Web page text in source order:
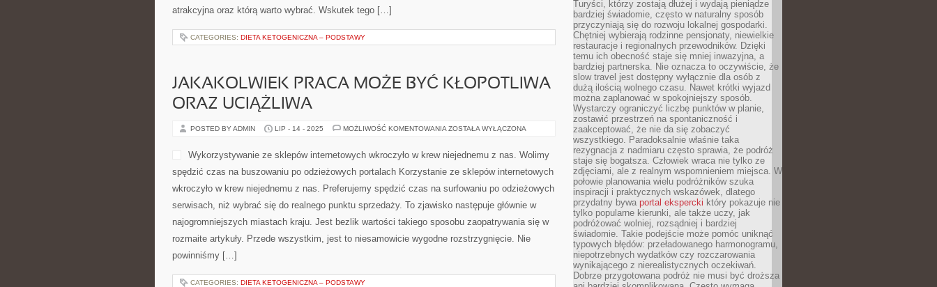
atrakcyjna oraz którą warto wybrać. Wskutek tego […]
CATEGORIES: DIETA KETOGENICZNA – PODSTAWY
JAKAKOLWIEK PRACA MOŻE BYĆ KŁOPOTLIWA
ORAZ UCIĄŻLIWA
POSTED BY ADMIN LIP - 14 - 2025 MOŻLIWOŚĆ KOMENTOWANIA JAKAKOLWIEK
BYĆ
KŁOPOTLIWA
UCIĄŻLIWA
ZOSTAŁA WYŁĄCZONA
Wykorzystywanie ze sklepów internetowych wkroczyło w krew niejednemu z nas. Wolimy
spędzić czas na buszowaniu po odzieżowych portalach Korzystanie ze sklepów internetowych
wkroczyło w krew niejednemu z nas. Preferujemy spędzić czas na surfowaniu po odzieżowych
serwisach, niż wybrać się do realnego punktu sprzedaży. To zjawisko następuje głównie w
najogromniejszych miastach kraju. Jest bezlik wartości takiego sposobu zaopatrywania się w
rozmaite artykuły. Przede wszystkim, jest to niesamowicie wygodne rozstrzygnięcie. Nie
powinniśmy […]
CATEGORIES: DIETA KETOGENICZNA – PODSTAWY
Turyści, którzy zostają dłużej i wydają pieniądze
bardziej świadomie, często w naturalny sposób
przyczyniają się do rozwoju lokalnej gospodarki.
Chętniej wybierają rodzinne pensjonaty, niewielkie
restauracje i regionalnych przewodników. Dzięki
temu ich obecność staje się mniej inwazyjna, a
bardziej partnerska. Nie oznacza to oczywiście, że
slow travel jest dostępny wyłącznie dla osób z
dużą ilością wolnego czasu. Nawet krótki wyjazd
można zaplanować w spokojniejszy sposób.
Wystarczy ograniczyć liczbę punktów w planie,
zostawić przestrzeń na spontaniczność i
zaakceptować, że nie da się zobaczyć
wszystkiego. Paradoksalnie właśnie taka
rezygnacja z nadmiaru często sprawia, że podróż
staje się bogatsza. Człowiek wraca nie tylko ze
zdjęciami, ale z realnym wspomnieniem miejsca. W
połowie planowania wielu podróżników szuka
inspiracji i praktycznych wskazówek, dlatego
przydatny bywa portal ekspercki który pokazuje nie
tylko popularne kierunki, ale także uczy, jak
podróżować wolniej, rozsądniej i bardziej
świadomie. Takie podejście może pomóc uniknąć
typowych błędów: przeładowanego harmonogramu,
niepotrzebnych wydatków czy rozczarowania
wynikającego z nierealistycznych oczekiwań.
Dobrze przygotowana podróż nie musi być droższa